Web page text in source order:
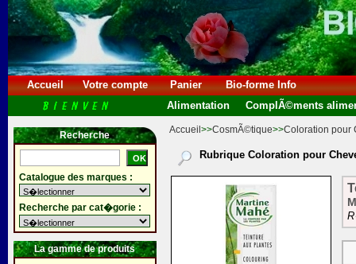
Accueil Votre compte Panier
Bio-forme Info
Alimentation
ComplÃ©ments
Recherche
Catalogue des marques :
Recherche par cat�gorie :
La gamme de produits
Accueil >>CosmÃ©tique>>Coloration pour
Rubrique Coloration pour